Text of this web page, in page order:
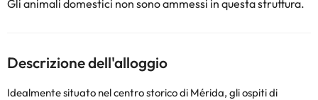
Gli animali domestici non sono ammessi in questa struttura.
Descrizione dell'alloggio
Idealmente situato nel centro storico di Mérida, gli ospiti di